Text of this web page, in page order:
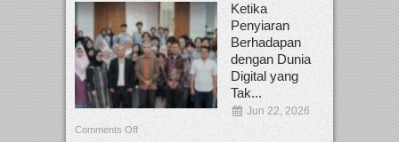
Ketika
Penyiaran
Berhadapan
dengan Dunia
Digital yang
Tak...
Jun 22, 2026
Comments Off